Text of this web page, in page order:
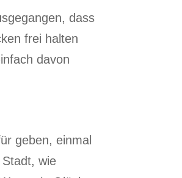
dass
frei halten
davon
geben, einmal
wie